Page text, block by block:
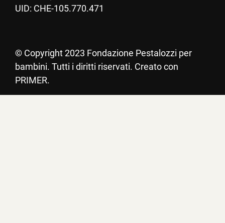
UID: CHE-105.770.471
© Copyright 2023 Fondazione Pestalozzi per
bambini. Tutti i diritti riservati. Creato con
PRIMER.